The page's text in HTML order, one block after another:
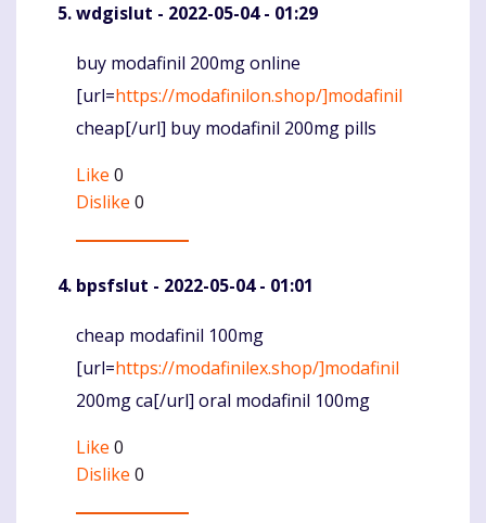
wdgislut - 2022-05-04 - 01:29
Komentaras
buy modafinil 200mg online
[url=https://modafinilon.shop/]modafinil
cheap[/url] buy modafinil 200mg pills
Like 0
Dislike 0
bpsfslut - 2022-05-04 - 01:01
Komentaras
cheap modafinil 100mg
[url=https://modafinilex.shop/]modafinil
200mg ca[/url] oral modafinil 100mg
Like 0
Dislike 0